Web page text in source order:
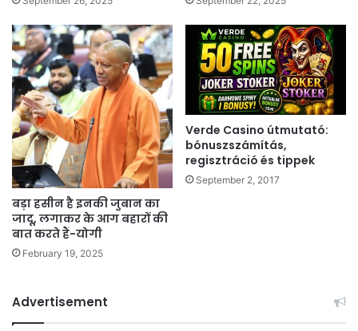
बड़ा हसीन है इनकी जुबान का
जादू, लगाकर के आग बहारों की
बात करते हैं-योगी
February 19, 2025
Verde Casino útmutató:
bónuszszámítás,
regisztráció és tippek
September 2, 2017
Advertisement